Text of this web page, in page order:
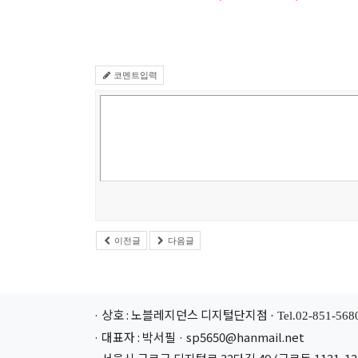
코멘트입력
이전글 다음글
· 상호 : 노블레지던스 디지털단지점 · Tel.02-851-
· 대표자 : 박서필 · sp5650@hanmail.net